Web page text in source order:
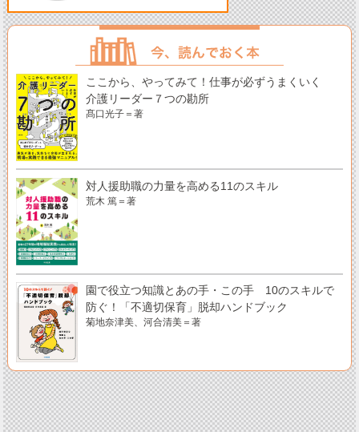
ここから、やってみて！仕事が必ずうまくいく
介護リーダー７つの勘所
髙口光子＝著
対人援助職の力量を高める11のスキル
荒木 篤＝著
園で役立つ知識とあの手・この手 10のスキルで
防ぐ！「不適切保育」脱却ハンドブック
菊地奈津美、河合清美＝著